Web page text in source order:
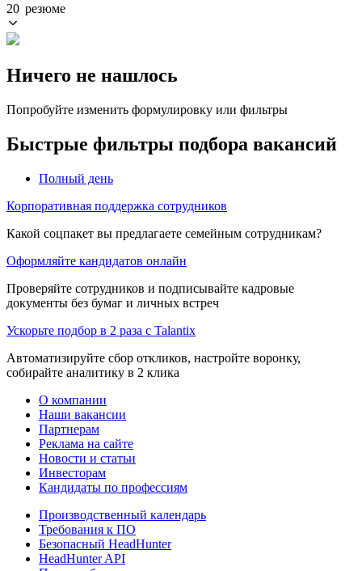
20 резюме
Ничего не нашлось
Попробуйте изменить формулировку или фильтры
Быстрые фильтры подбора вакансий
Полный день
Корпоративная поддержка сотрудников
Какой соцпакет вы предлагаете семейным сотрудникам?
Оформляйте кандидатов онлайн
Проверяйте сотрудников и подписывайте кадровые
документы без бумаг и личных встреч
Ускорьте подбор в 2 раза с Talantix
Автоматизируйте сбор откликов, настройте воронку,
собирайте аналитику в 2 клика
О компании
Наши вакансии
Партнерам
Реклама на сайте
Новости и статьи
Инвесторам
Кандидаты по профессиям
Производственный календарь
Требования к ПО
Безопасный HeadHunter
HeadHunter API